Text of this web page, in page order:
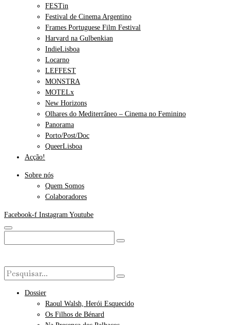
FESTin
Festival de Cinema Argentino
Frames Portuguese Film Festival
Harvard na Gulbenkian
IndieLisboa
Locarno
LEFFEST
MONSTRA
MOTELx
New Horizons
Olhares do Mediterrâneo – Cinema no Feminino
Panorama
Porto/Post/Doc
QueerLisboa
Acção!
Sobre nós
Quem Somos
Colaboradores
Facebook-f Instagram Youtube
Dossier
Raoul Walsh, Herói Esquecido
Os Filhos de Bénard